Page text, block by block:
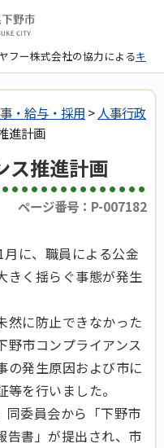
フー株式会社の協力によるキ
・給与・採用 > 人事行政
進計画
ス推進計画
ページ番号：P-007182
に、職員による公金
きく揺らぐ事態が発生
然に防止できなかった
野市コンプライアンス
の発生原因および市に
を行いました。
同委員会から「下野市
告書」が提出され、市